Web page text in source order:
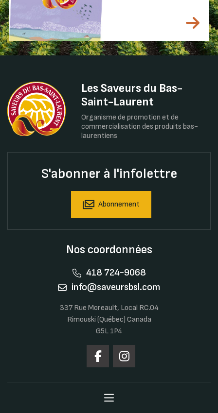
Les Saveurs du Bas-
Saint-Laurent
Organisme de promotion et de
commercialisation des produits bas-
laurentiens
S'abonner à l'infolettre
Abonnement
Nos coordonnées
418 724-9068
info@saveursbsl.com
337 Rue Moreault, Local RC.04
Rimouski (Québec) Canada
G5L 1P4